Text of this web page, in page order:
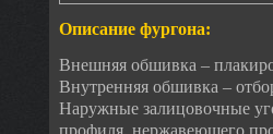
Описание фургона:
Внешняя обшивка –
Внутренняя обшивка –
Наружные залицовочные
профиля, нержавеющего